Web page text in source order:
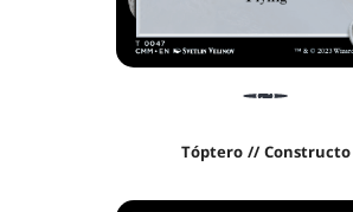
Tóptero // Constructo